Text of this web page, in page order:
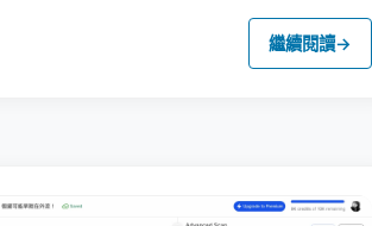
繼續閱讀→